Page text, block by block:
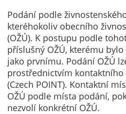
Podání podle
kteréhokoliv obecního
(OŽÚ). K postupu podle
příslušný OŽÚ, kterému
jako prvnímu. Podání OŽÚ
prostřednictvím
(Czech POINT). Kontaktní
OŽÚ podle místa podání,
nezvolí konkrétní OŽÚ.